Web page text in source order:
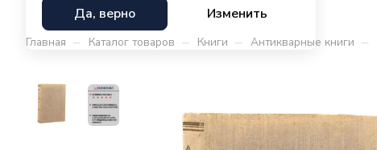
Да, верно Изменить
Главная – Каталог товаров – Книги – Антикварные книги –